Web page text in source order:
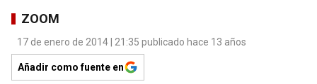
ZOOM
17 de enero de 2014 | 21:35 publicado hace 13 años
Añadir como fuente en